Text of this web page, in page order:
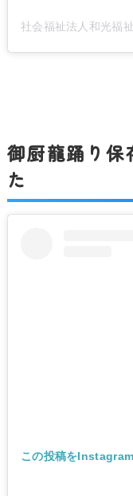
御厨龍踊り保
た
この投稿を